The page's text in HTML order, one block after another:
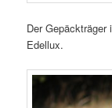
Der
Edellux.